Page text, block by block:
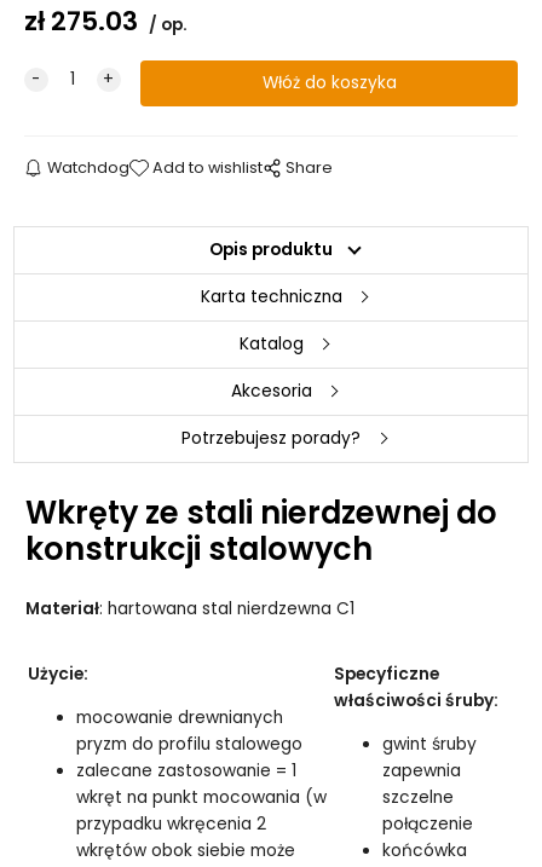
zł275.03 op.
Watchdog Add to wishlist Share
Opis produktu
Karta techniczna
Katalog
Akcesoria
Potrzebujesz porady?
Wkręty ze stali nierdzewnej do
konstrukcji stalowych
Materiał: hartowana stal nierdzewna C1
Użycie:
mocowanie drewnianych
pryzm do profilu stalowego
zalecane zastosowanie = 1
wkręt na punkt mocowania (w
przypadku wkręcenia 2
wkrętów obok siebie może
Specyficzne
właściwości śruby:
gwint śruby
zapewnia
szczelne
połączenie
końcówka